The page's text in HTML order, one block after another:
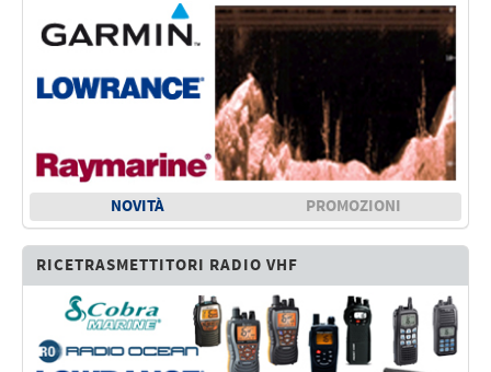
NOVITÀ PROMOZIONI
RICETRASMETTITORI RADIO VHF